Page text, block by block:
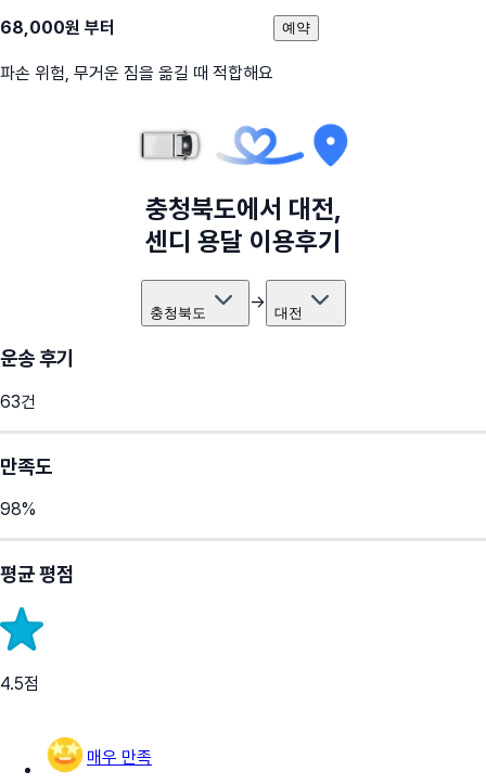
68,000원 부터
파손 위험, 무거운 짐을 옮길 때 적합해요
예약
충청북도에서 대전,
센디 용달 이용후기
충청북도 → 대전
운송 후기
63건
만족도
98%
평균 평점
4.5점
매우 만족